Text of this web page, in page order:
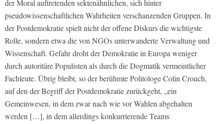
der Moral auftretenden sektenähnlichen, sich hinter
pseudowissenschaftlichen Wahrheiten verschanzenden Gruppen. In
der Postdemokratie spielt nicht der offene Diskurs die wichtigste
Rolle, sondern etwa die von NGOs unterwanderte Verwaltung und
Wissenschaft. Gefahr droht der Demokratie in Europa weniger
durch autoritäre Populisten als durch die Dogmatik vermeintlicher
Fachleute. Übrig bleibt, so der berühmte Politologe Colin Crouch,
auf den der Begriff der Postdemokratie zurückgeht, „ein
Gemeinwesen, in dem zwar nach wie vor Wahlen abgehalten
werden […], in dem allerdings konkurrierende Teams